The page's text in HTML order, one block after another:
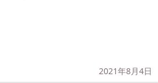
2021年8月4日